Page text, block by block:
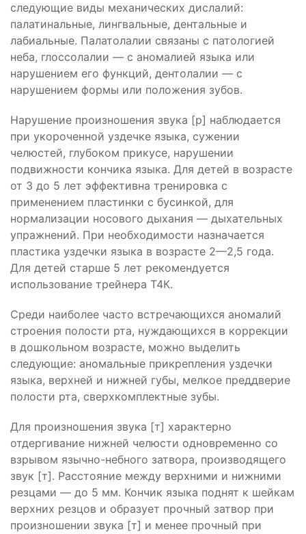
следующие виды механических дислалий:
палатинальные, лингвальные, дентальные и
лабиальные. Палатолалии связаны с патологией
неба, глоссолалии — с аномалией языка или
нарушением его функций, дентолалии — с
нарушением формы или положения зубов.
Нарушение произношения звука [р] наблюдается
при укороченной уздечке языка, сужении
челюстей, глубоком прикусе, нарушении
подвижности кончика языка. Для детей в возрасте
от 3 до 5 лет эффективна тренировка с
применением пластинки с бусинкой, для
нормализации носового дыхания — дыхательных
упражнений. При необходимости назначается
пластика уздечки языка в возрасте 2—2,5 года.
Для детей старше 5 лет рекомендуется
использование трейнера Т4К.
Среди наиболее часто встречающихся аномалий
строения полости рта, нуждающихся в коррекции
в дошкольном возрасте, можно выделить
следующие: аномальные прикрепления уздечки
языка, верхней и нижней губы, мелкое преддверие
полости рта, сверхкомплектные зубы.
Для произношения звука [т] характерно
отдергивание нижней челюсти одновременно со
взрывом язычно-небного затвора, производящего
звук [т]. Расстояние между верхними и нижними
резцами — до 5 мм. Кончик языка поднят к шейкам
верхних резцов и образует прочный затвор при
произношении звука [т] и менее прочный при